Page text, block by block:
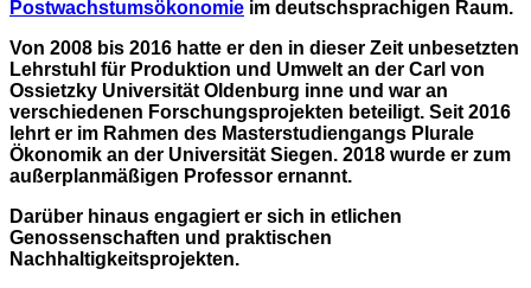
Postwachstumsökonomie im deutschsprachigen Raum.
Von 2008 bis 2016 hatte er den in dieser Zeit unbesetzten
Lehrstuhl für Produktion und Umwelt an der Carl von
Ossietzky Universität Oldenburg inne und war an
verschiedenen Forschungsprojekten beteiligt. Seit 2016
lehrt er im Rahmen des Masterstudiengangs Plurale
Ökonomik an der Universität Siegen. 2018 wurde er zum
außerplanmäßigen Professor ernannt.
Darüber hinaus engagiert er sich in etlichen
Genossenschaften und praktischen
Nachhaltigkeitsprojekten.